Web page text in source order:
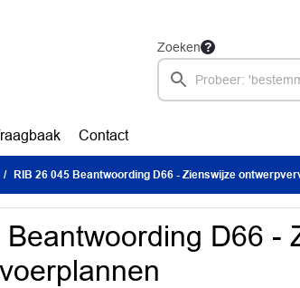
Zoeken
Contact
RIB 26 045 Beantwoording D66 - Zienswijze
D66 -